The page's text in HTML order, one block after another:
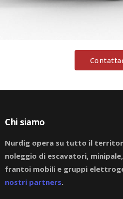
Chi siamo
Nurdig opera su tutto il
noleggio di escavatori,
frantoi mobili e gruppi
nostri partners.